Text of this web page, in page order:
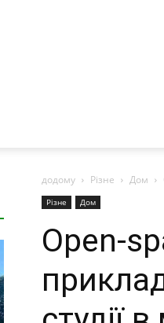
додому Різне Дом
Різне Дом
Open-